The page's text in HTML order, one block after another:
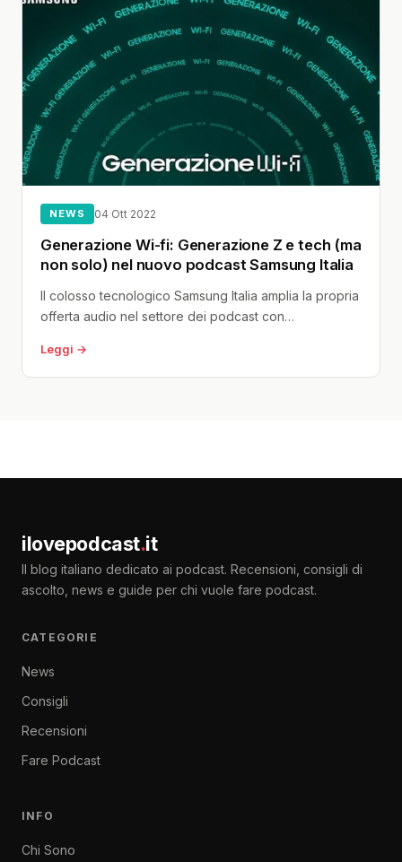
NEWS 04 Ott 2022
Generazione Wi-fi: Generazione Z e tech (ma
non solo) nel nuovo podcast Samsung Italia
Il colosso tecnologico Samsung Italia amplia la propria
offerta audio nel settore dei podcast con
Leggi →
ilovepodcast.it
Il blog italiano dedicato ai podcast. Recensioni, consigli di
ascolto, news e guide per chi vuole fare podcast.
CATEGORIE
News
Consigli
Recensioni
Fare Podcast
INFO
Chi Sono